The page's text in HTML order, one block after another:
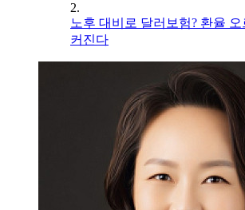
2.
노후 대비로 달러보험? 환율
커진다